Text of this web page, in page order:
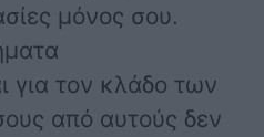
μόνος σου.
για τον κλάδο των
από αυτούς δεν